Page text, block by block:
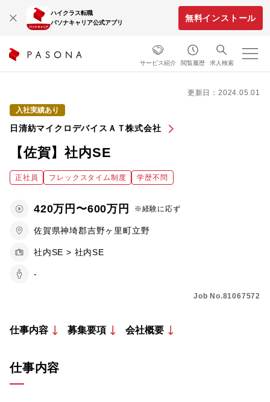
ハイクラス転職
パソナキャリア公式アプリ
無料インストール
サービス紹介 閲覧履歴 求人検索
更新日：2024.05.01
入社実績あり
日清紡マイクロデバイスＡＴ株式会社
【佐賀】社内SE
正社員 フレックスタイム制度 学歴不問
420万円〜600万円 ※経験に応ず
佐賀県神埼郡吉野ヶ里町立野
社内SE > 社内SE
-
Job No.81067572
仕事内容 募集要項 会社概要
仕事内容